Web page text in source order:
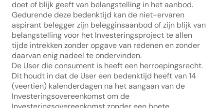
doet of blijk geeft van belangstelling in het aanbod.
Gedurende deze bedenktijd kan de niet-ervaren
aspirant belegger zijn belegginsaanbod of zijn blijk van
belangstelling voor het Investeringsproject te allen
tijde intrekken zonder opgave van redenen en zonder
daarvan enig nadeel te ondervinden.
De User die consument is heeft een herroepingsrecht.
Dit houdt in dat de User een bedenktijd heeft van 14
(veertien) kalenderdagen na het aangaan van de
Investeringsovereenkomst om de